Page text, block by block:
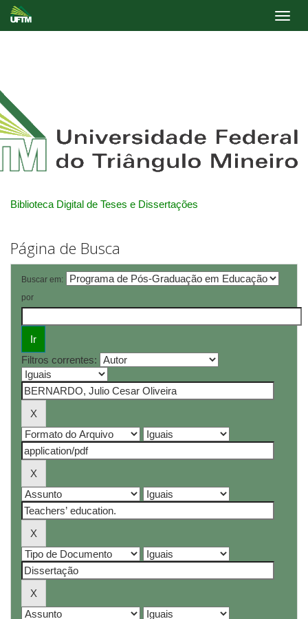
Biblioteca Digital de Teses e Dissertações
Página de Busca
Buscar em:
por
Filtros correntes: